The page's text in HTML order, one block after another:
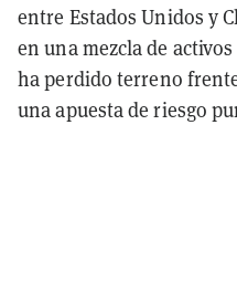
entre Estados Unidos y
en una mezcla de
ha perdido terreno
una apuesta de riesgo